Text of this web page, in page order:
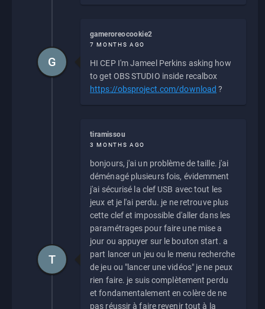
gameroreocookie2
7 MONTHS AGO
HI CEP I'm Jameel Perkins asking how
to get OBS STUDIO inside recalbox
https://obsproject.com/download ?
G
tiramissou
3 MONTHS AGO
bonjours, j'ai un problème de taille. j'ai
déménagé plusieurs fois, évidemment
j'ai sécurisé la clef USB avec tout les
jeux et je l'ai perdu. je ne retrouve plus
cette clef et impossible d'aller dans les
paramétrages pour faire une mise a
jour ou appuyer sur le bouton start. a
part lancer un jeu ou le menu recherche
de jeu ou "lancer une vidéos" je ne peux
rien faire. je suis complètement perdu
et fondamentalement en colère de ne
pas réussir à faire revenir tout à la
T